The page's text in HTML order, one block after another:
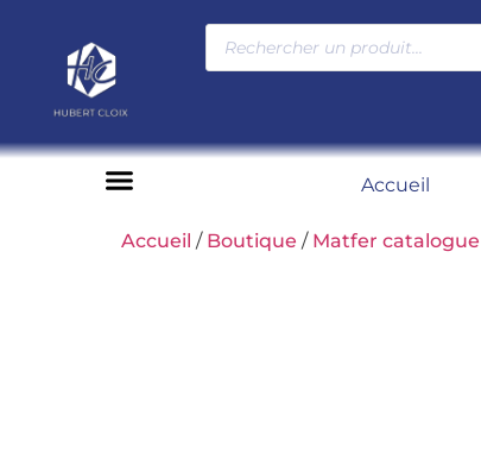
Accueil
Accueil / Boutique / Matfer catalogue